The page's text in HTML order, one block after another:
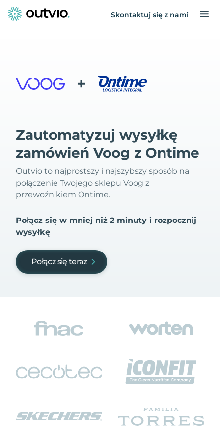
Skontaktuj się z nami
+
Zautomatyzuj wysyłkę
zamówień Voog z Ontime
Outvio to najprostszy i najszybszy sposób na
połączenie Twojego sklepu Voog z
przewoźnikiem Ontime.
Połącz się w mniej niż 2 minuty i rozpocznij
wysyłkę
Połącz się teraz